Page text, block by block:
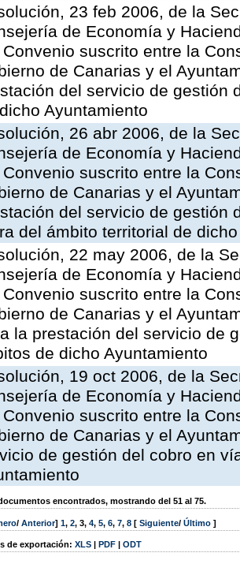
23 feb 2006, de la
de Economía y
suscrito entre la
de Canarias y el
del servicio de gestión
Ayuntamiento
26 abr 2006, de la
de Economía y
suscrito entre la
de Canarias y el
del servicio de gestión
del ámbito territorial de
22 may 2006, de la
de Economía y
suscrito entre la
de Canarias y el
la prestación del servicio de
de dicho Ayuntamiento
19 oct 2006, de la
de Economía y
suscrito entre la
de Canarias y el
de gestión del cobro en
encontrados, mostrando del 51 al 75.
/ Anterior] 1, 2, 3, 4, 5, 6, 7, 8 [ Siguiente/ Último ]
de exportación: XLS | PDF | ODT